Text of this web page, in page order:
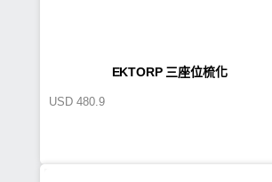
EKTORP 三座位梳化
USD 480.9